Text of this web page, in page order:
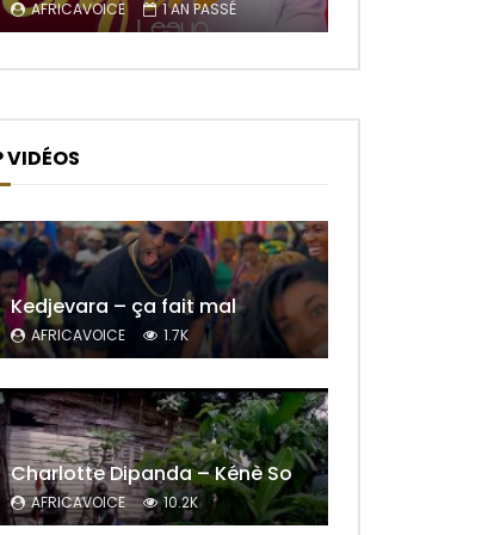
AFRICAVOICE 1 AN PASSÉ
VIDÉOS
Kedjevara – ça fait mal
AFRICAVOICE 1.7K
Charlotte Dipanda – Kénè So
AFRICAVOICE 10.2K